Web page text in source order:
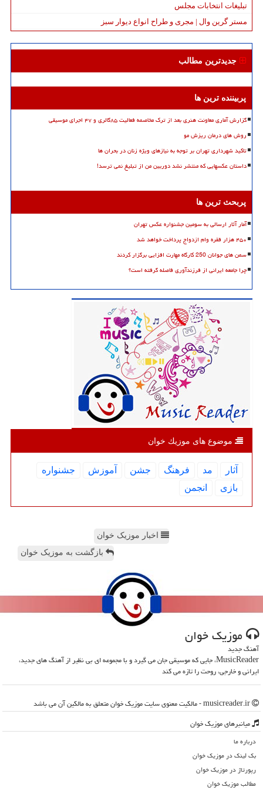
تبلیغات انتخابات مجلس
مستر گرین وال | مجری و طراح انواع دیوار سبز
جدیدترین مطالب
پربیننده ترین ها
گزارش آماری معاونت هنری بعد از ترک مخاصمه فعالیت ۸۵گالری و ۴۷ اجرای موسیقی
روش های درمان ریزش مو
تاکید شهرداری تهران بر توجه به نیازهای ویژه زنان در بحران ها
داستان عکسهایی که منتشر نشد دوربین من از تبلیغ نمی ترسد!
پربحث ترین ها
آمار آثار ارسالی به سومین جشنواره عکس تهران
۴۵۰ هزار فقره وام ازدواج پرداخت خواهد شد
سمن های جوانان 250 کارگاه مهارت افزایی برگزار کردند
چرا جامعه ایرانی از فرزندآوری فاصله گرفته است؟
موضوع های موزیك خوان
آثار مد فرهنگ جشن آموزش
جشنواره
بازی
انجمن
اخبار موزیک خوان
بازگشت به موزیک خوان
موزیك خوان
آهنگ جدید
MusicReader، جایی که موسیقی جان می گیرد و با مجموعه ای بی نظیر از آهنگ های جدید،
ایرانی و خارجی، روحت را تازه می کند
میانبرهای موزیك خوان
درباره ما
بک لینک در موزیك خوان
رپورتاژ در موزیك خوان
مطالب موزیك خوان